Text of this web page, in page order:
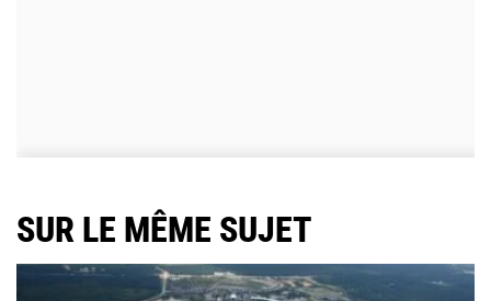
SUR LE MÊME SUJET